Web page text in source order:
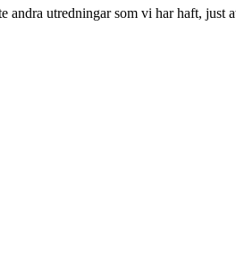
utredningar som vi har haft, just